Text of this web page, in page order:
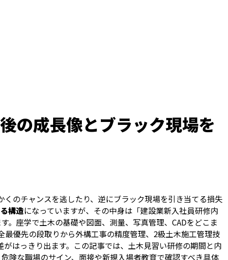
の成長像とブラック現場を
のチャンスを逃したり、逆にブラック現場を引き当てる損失
構造になっていますが、その中身は「建設業新入社員研修内
座学で土木の基礎や図面、測量、写真管理、CADをどこま
優先の段取りから外構工事の精度管理、2級土木施工管理技
はっきり出ます。この記事では、土木見習い研修の期間と内
険な職場のサイン、面接や新規入場者教育で確認すべき具体